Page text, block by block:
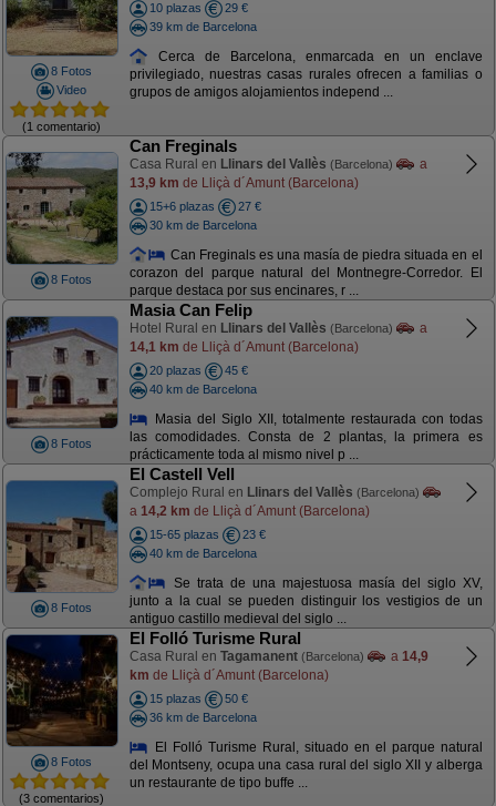
8 Fotos
Video
(1 comentario)
10 plazas
29 €
39 km de Barcelona
Cerca de Barcelona, enmarcada en un enclave
privilegiado, nuestras casas rurales ofrecen a familias o
grupos de amigos alojamientos independ ...
8 Fotos
Can Freginals
Casa Rural en Llinars del Vallès (Barcelona)
a
13,9 km de Lliçà d´Amunt (Barcelona)
15+6 plazas
27 €
30 km de Barcelona
Can Freginals es una masía de piedra situada en el
corazon del parque natural del Montnegre-Corredor. El
parque destaca por sus encinares, r ...
8 Fotos
Masia Can Felip
Hotel Rural en Llinars del Vallès (Barcelona)
a
14,1 km de Lliçà d´Amunt (Barcelona)
20 plazas
45 €
40 km de Barcelona
Masia del Siglo XII, totalmente restaurada con todas
las comodidades. Consta de 2 plantas, la primera es
prácticamente toda al mismo nivel p ...
8 Fotos
El Castell Vell
Complejo Rural en Llinars del Vallès (Barcelona)
a 14,2 km de Lliçà d´Amunt (Barcelona)
15-65 plazas
23 €
40 km de Barcelona
Se trata de una majestuosa masía del siglo XV,
junto a la cual se pueden distinguir los vestigios de un
antiguo castillo medieval del siglo ...
8 Fotos
(3 comentarios)
El Folló Turisme Rural
Casa Rural en Tagamanent (Barcelona) a 14,9
km de Lliçà d´Amunt (Barcelona)
15 plazas
50 €
36 km de Barcelona
El Folló Turisme Rural, situado en el parque natural
del Montseny, ocupa una casa rural del siglo XII y alberga
un restaurante de tipo buffe ...